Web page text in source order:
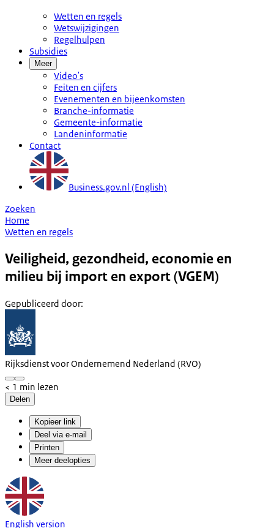
Wetten en regels
Wetswijzigingen
Regelhulpen
Subsidies
Meer
Video's
Feiten en cijfers
Evenementen en bijeenkomsten
Branche-informatie
Gemeente-informatie
Landeninformatie
Contact
Business.gov.nl (English)
Zoeken
Home
Wetten en regels
Veiligheid, gezondheid, economie en
milieu bij import en export (VGEM)
Gepubliceerd door:
Rijksdienst voor Ondernemend Nederland (RVO)
< 1 min lezen
Delen
Kopieer link
Deel via e-mail
Printen
Meer deelopties
English version